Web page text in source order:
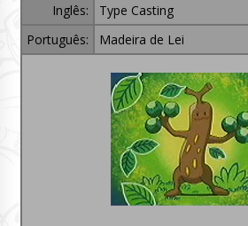
Inglês:
Type Casting
Português:
Madeira de Lei